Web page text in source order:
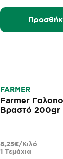
FARMER
Farmer
Βραστό 200gr
1 Τεμάχια
8,25€/Κιλό